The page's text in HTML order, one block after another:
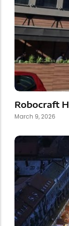
Robocraft
March 9, 2026